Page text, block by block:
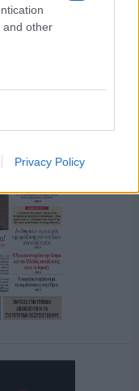
and other
Privacy Policy